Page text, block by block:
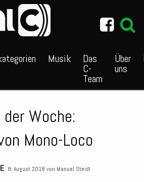
Musik Das
C-
Team
Über
uns
Woche:
Mono-Loco
8. August 2018 von Manuel Steidl